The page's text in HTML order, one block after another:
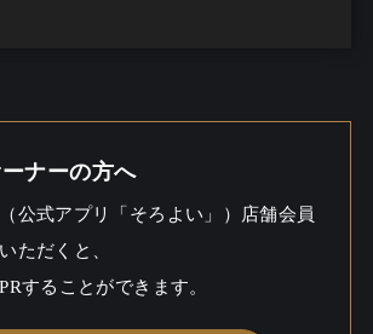
ナーの方へ
公式アプリ「そろよい」）店舗会員
ただくと、
することができます。